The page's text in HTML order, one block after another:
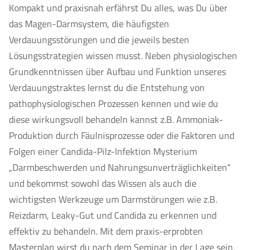
Kompakt und praxisnah erfährst Du alles, was Du über
das Magen-Darmsystem, die häufigsten
Verdauungsstörungen und die jeweils besten
Lösungsstrategien wissen musst. Neben physiologischen
Grundkenntnissen über Aufbau und Funktion unseres
Verdauungstraktes lernst du die Entstehung von
pathophysiologischen Prozessen kennen und wie du
diese wirkungsvoll behandeln kannst z.B. Ammoniak-
Produktion durch Fäulnisprozesse oder die Faktoren und
Folgen einer Candida-Pilz-Infektion Mysterium
„Darmbeschwerden und Nahrungsunverträglichkeiten“
und bekommst sowohl das Wissen als auch die
wichtigsten Werkzeuge um Darmstörungen wie z.B.
Reizdarm, Leaky-Gut und Candida zu erkennen und
effektiv zu behandeln. Mit dem praxis-erprobten